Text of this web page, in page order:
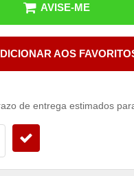
AVISE-ME
AOS
de entrega estimados